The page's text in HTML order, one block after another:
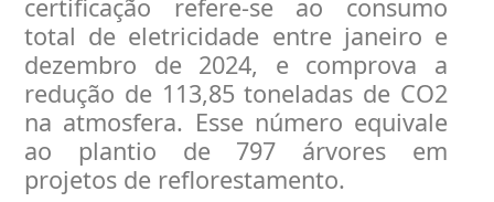
certificação refere-se ao consumo
total de eletricidade entre janeiro e
dezembro de 2024, e comprova a
redução de 113,85 toneladas de CO2
na atmosfera. Esse número equivale
ao plantio de 797 árvores em
projetos de reflorestamento.